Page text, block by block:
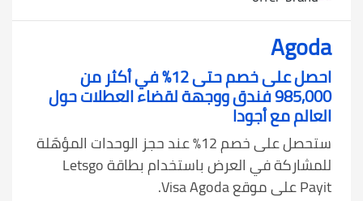
Agoda
احصل على خصم حتى 12% في أكثر من
985,000 فندق ووجهة لقضاء العطلات حول
العالم مع أجودا
ستحصل على خصم 12% عند حجز الوحدات المؤهَلة
للمشاركة في العرض باستخدام بطاقة Letsgo
Payit على موقع Visa Agoda.